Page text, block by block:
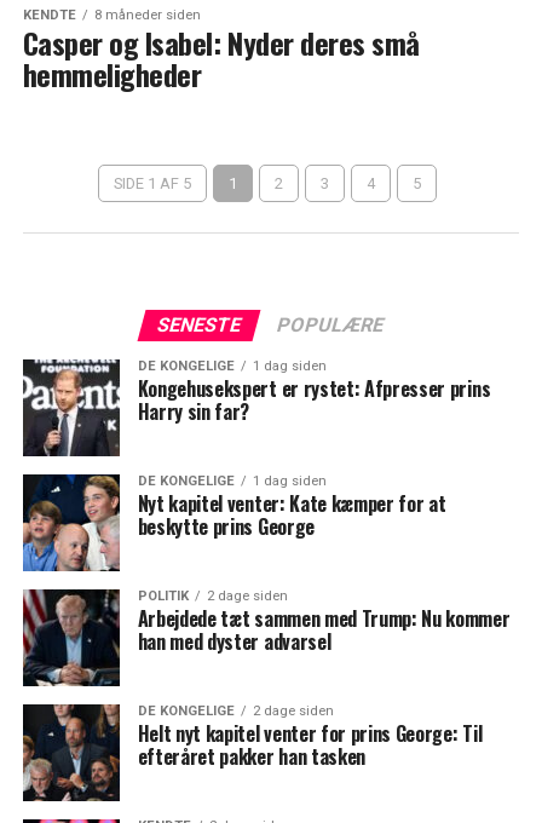
KENDTE 8 måneder siden
Casper og Isabel: Nyder deres små
hemmeligheder
SIDE 1 AF 5 1 2 3 4 5
SENESTE POPULÆRE
DE KONGELIGE 1 dag siden
Kongehusekspert er rystet: Afpresser prins
Harry sin far?
DE KONGELIGE 1 dag siden
Nyt kapitel venter: Kate kæmper for at
beskytte prins George
POLITIK 2 dage siden
Arbejdede tæt sammen med Trump: Nu kommer
han med dyster advarsel
DE KONGELIGE 2 dage siden
Helt nyt kapitel venter for prins George: Til
efteråret pakker han tasken